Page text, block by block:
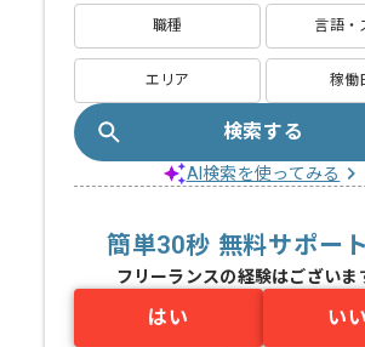
職種 言語・
エリア 稼働
検索する
AI検索を使ってみる
簡単30秒 無料サポー
フリーランスの経験はございま
はい い